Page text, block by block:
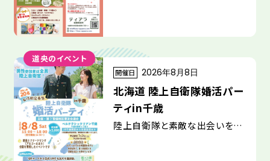
道央のイベント
開催日 2026年8月8日
北海道 陸上自衛隊婚活パー
ティin千歳
陸上自衛隊と素敵な出会いをし